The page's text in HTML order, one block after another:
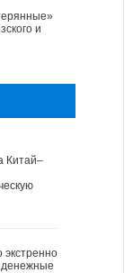
и
Китай–
экстренно
денежные